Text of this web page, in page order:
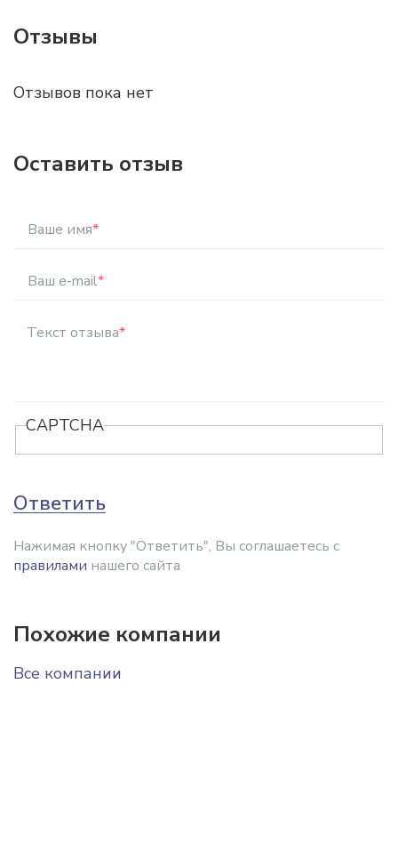
Отзывы
Отзывов пока нет
Оставить отзыв
Ваше имя*
Ваш e-mail*
Текст отзыва*
CAPTCHA
Ответить
Нажимая кнопку "Ответить", Вы соглашаетесь с
правилами нашего сайта
Похожие компании
Все компании